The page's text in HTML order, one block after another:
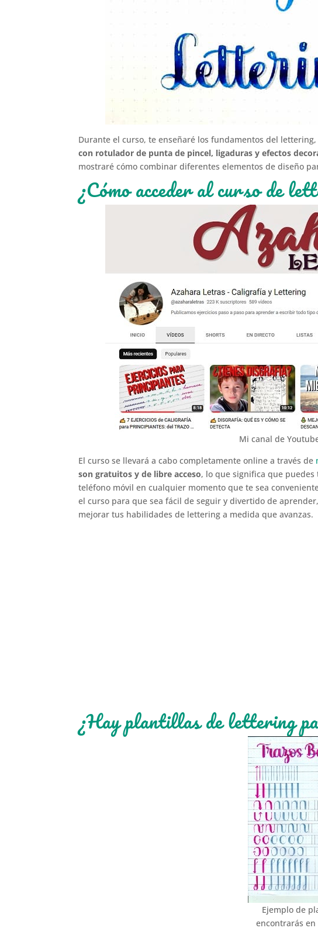
Durante el curso, te enseñaré los fundamentos del lettering,
con rotulador de punta de pincel, ligaduras y efectos
mostraré cómo combinar diferentes elementos de diseño
¿Cómo acceder al curso de
Mi canal de
El curso se llevará a cabo completamente online a través de
son gratuitos y de libre acceso, lo que significa que
teléfono móvil en cualquier momento que te sea
el curso para que sea fácil de seguir y divertido de
mejorar tus habilidades de lettering a medida que avanzas.
¿Hay plantillas de lettering
Ejemplo de
encontrarás